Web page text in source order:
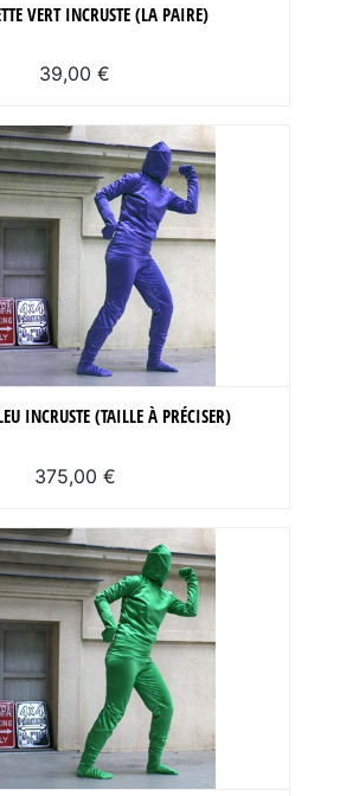
VERT INCRUSTE (LA PAIRE)
39,00 €
INCRUSTE (TAILLE À PRÉCISER)
375,00 €